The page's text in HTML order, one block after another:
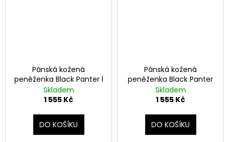
Pánská kožená
peněženka Black Panter l
Skladem
1 555 Kč
DO KOŠÍKU
Pánská kožená
peněženka Black Panter
Skladem
1 555 Kč
DO KOŠÍKU